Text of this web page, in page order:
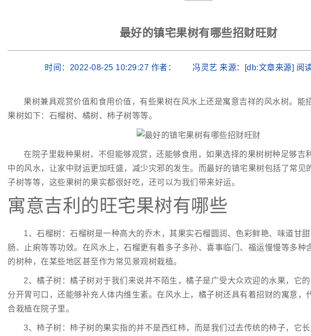
最好的镇宅果树有哪些招财旺财
时间：2022-08-25 10:29:27 作者： 冯灵艺 来源：[db:文章来源] 阅
果树兼具观赏价值和食用价值，有些果树在风水上还是寓意吉祥的风水树。能
果树如下：石榴树、橘树、柿子树等等。
在院子里栽种果树，不但能够观赏，还能够食用，如果选择的果树树种足够吉
中的风水，让家中财运更加旺盛，减少灾邪的发生。而最好的镇宅果树包括了常见
子树等等，这些果树的果实都很好吃，还可以为我们带来好运。
寓意吉利的旺宅果树有哪些
1、石榴树：石榴树是一种高大的乔木，其果实石榴圆润、色彩鲜艳、味道甘
肠、止痢等等功效。在风水上，石榴更有着多子多孙、喜事临门、福运慢慢等多种
的树种，在某些地区甚至作为常见景观树栽植。
2、橘子树：橘子树对于我们来说并不陌生，橘子是广受大众欢迎的水果，它
分开胃可口，还能够补充人体内维生素。在风水上，橘子树还具有着招财的寓意，
合栽植在院子里。
3、柿子树：柿子树的果实指的并不是西红柿，而是我们过去传统的柿子，它